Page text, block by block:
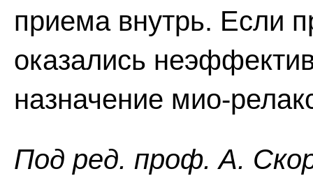
приема внутрь. Если
оказались
назначение мио-
Пoд peд. проф. А.